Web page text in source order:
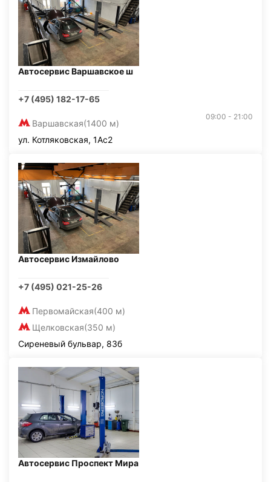
Автосервис Варшавское ш
+7 (495) 182-17-65
Варшавская(1400 м)
09:00 - 21:00
ул. Котляковская, 1Ас2
Автосервис Измайлово
+7 (495) 021-25-26
Первомайская(400 м)
Щелковская(350 м)
Сиреневый бульвар, 83б
Автосервис Проспект Мира